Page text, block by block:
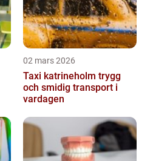
02 mars 2026
Taxi katrineholm trygg
och smidig transport i
vardagen